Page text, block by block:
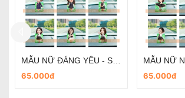
HOA BÓNG NGHỆ THUẬT - LẺ 1 BÔNG - QUÀ TẶNG 20/10
30.000đ
65.000đ